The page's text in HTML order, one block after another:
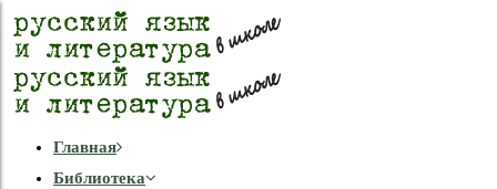
Главная
Библиотека